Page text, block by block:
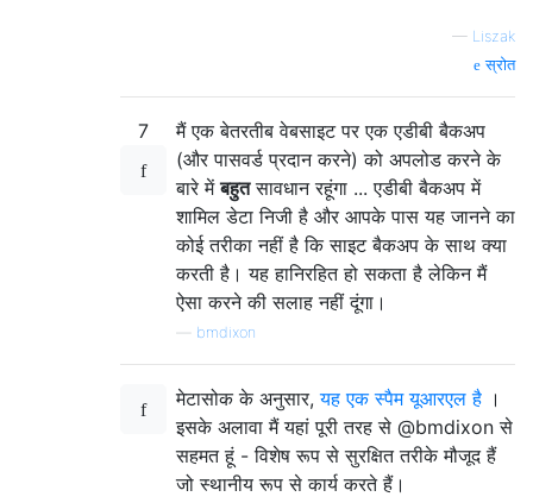
— Liszak
स्रोत
7
मैं एक बेतरतीब वेबसाइट पर एक एडीबी बैकअप
(और पासवर्ड प्रदान करने) को अपलोड करने के
बारे मेंबहुतसावधान रहूंगा ... एडीबी बैकअप में
शामिल डेटा निजी है और आपके पास यह जानने का
कोई तरीका नहीं है कि साइट बैकअप के साथ क्या
करती है। यह हानिरहित हो सकता है लेकिन मैं
ऐसा करने की सलाह नहीं दूंगा।
bmdixon
मेटासोक के अनुसार,यह एक स्पैम यूआरएल है ।
इसके अलावा मैं यहां पूरी तरह से @bmdixon से
सहमत हूं - विशेष रूप से सुरक्षित तरीके मौजूद हैं
जो स्थानीय रूप से कार्य करते हैं।